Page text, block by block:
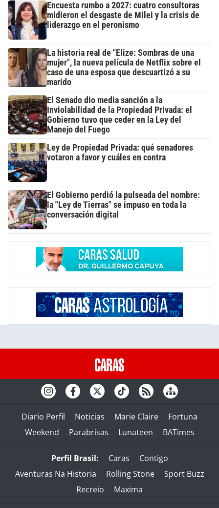
Encuesta rumbo a 2027: cuatro consultoras
midieron el desgaste de Milei y la crisis de
liderazgo en el peronismo
La historia real de "Elize: Sombras de una
mujer", la nueva película de Netflix sobre el
caso de una esposa que descuartizó a su
marido
El Senado dio media sanción a la
Inviolabilidad de la Propiedad Privada: el
Gobierno tuvo que ceder en la Ley del
Manejo del Fuego
Ley de Propiedad Privada: qué senadores
votaron a favor y cuáles en contra
El Gobierno perdió la pulseada del nombre:
la "Ley de Tierras" se impuso en toda la
conversación digital
Diario Perfil Noticias Marie Claire
Fortuna
Weekend
Parabrisas Lunateen BATimes
Perfil Brasil: Caras
Contigo
Aventuras Na Historia
Rolling Stone
Sport Buzz
Recreio
Maxima